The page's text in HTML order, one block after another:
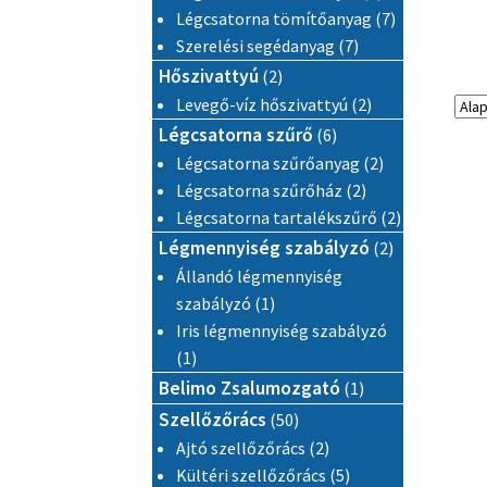
Légcsatorna tömítőanyag 77 termék
Szerelési segédanyag 77 termék
Hőszivattyú 22 termék
Levegő-víz hőszivattyú 22 termék
Légcsatorna szűrő 66 termék
Légcsatorna szűrőanyag 22 termék
Légcsatorna szűrőház 22 termék
Légcsatorna tartalékszűrő 22 termék
Légmennyiség szabályzó 22 termék
Állandó légmennyiség
szabályzó 11 termék
Iris légmennyiség szabályzó
11 termék
Belimo Zsalumozgató 11 termék
Szellőzőrács 5050 termék
Ajtó szellőzőrács 22 termék
Kültéri szellőzőrács 55 termék